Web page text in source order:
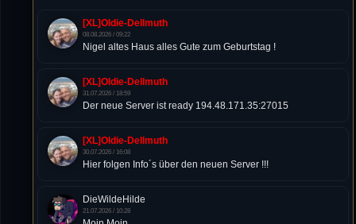
[XL]Oldie-Dellmuth
08.08.2026 / 09:22
Nigel altes Haus alles Gute zum Geburtstag !
[XL]Oldie-Dellmuth
31.07.2026 / 18:59
Der neue Server ist ready 194.48.171.35:27015
[XL]Oldie-Dellmuth
30.07.2026 / 16:08
Hier folgen Info´s über den neuen Server !!!
DieWildeHilde
21.07.2026 / 10:28